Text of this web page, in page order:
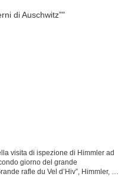
visita di ispezione di Himmler ad
giorno del grande
rafle du Vel d’Hiv”, Himmler, il